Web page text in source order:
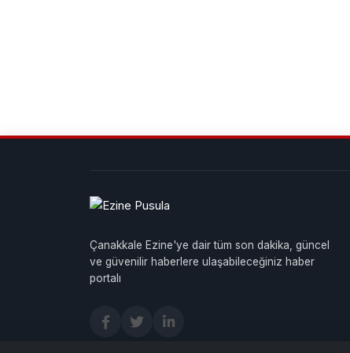
Çanakkale Ezine'ye dair tüm son dakika, güncel
ve güvenilir haberlere ulaşabileceğiniz haber
portalı